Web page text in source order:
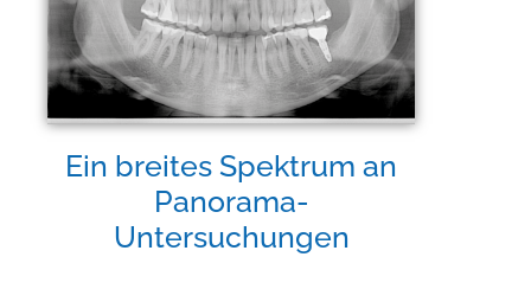
Ein breites Spektrum an
Panorama-
Untersuchungen